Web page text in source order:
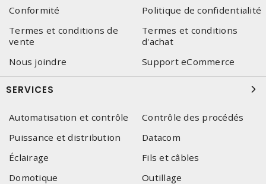
Conformité
Politique de confidentialité
Termes et conditions de
vente
Termes et conditions
d'achat
Nous joindre
Support eCommerce
SERVICES
Automatisation et contrôle
Contrôle des procédés
Puissance et distribution
Datacom
Éclairage
Fils et câbles
Domotique
Outillage